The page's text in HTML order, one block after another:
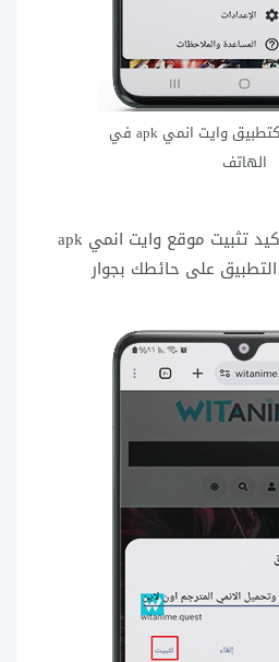
اضافة witanime كتطبيق وايت انمي apk في
الهاتف
حيث تظهر لك شاشة لتأكيد تثبيت موقع وايت انمي apk
على حائطك بجوار